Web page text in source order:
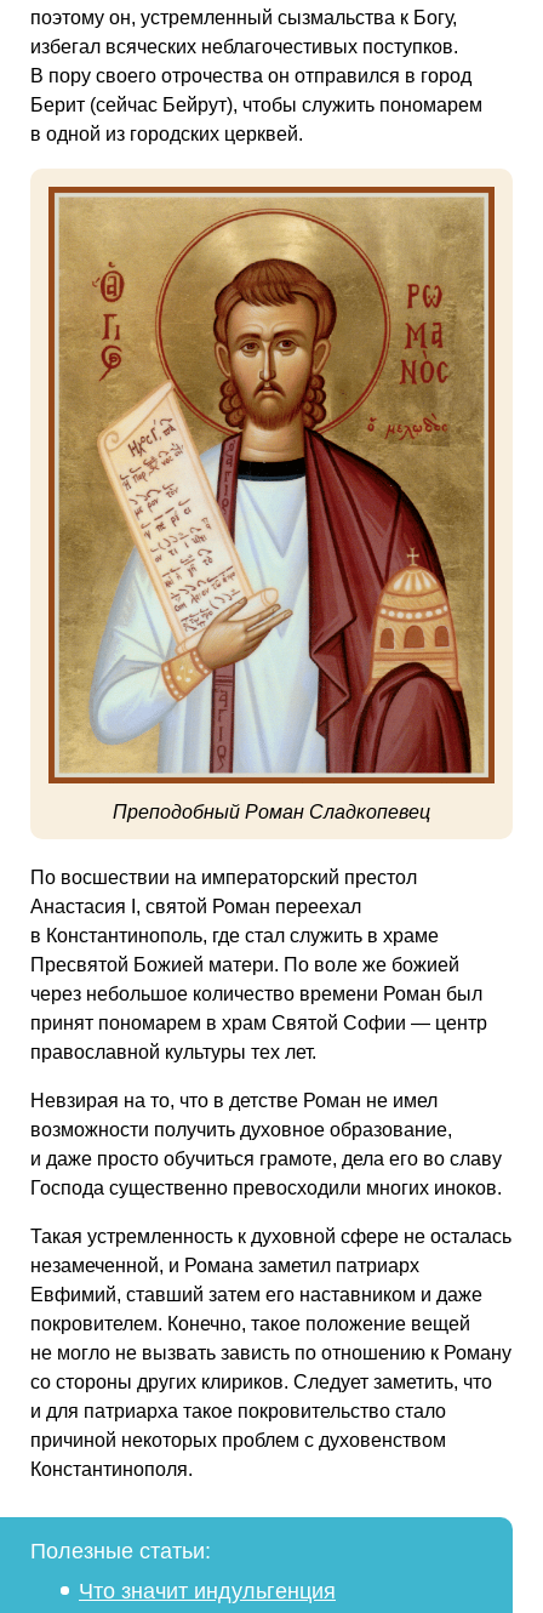
поэтому он, устремленный сызмальства к Богу,
избегал всяческих неблагочестивых поступков.
В пору своего отрочества он отправился в город
Берит (сейчас Бейрут), чтобы служить пономарем
в одной из городских церквей.
Преподобный Роман Сладкопевец
По восшествии на императорский престол
Анастасия I, святой Роман переехал
в Константинополь, где стал служить в храме
Пресвятой Божией матери. По воле же божией
через небольшое количество времени Роман был
принят пономарем в храм Святой Софии — центр
православной культуры тех лет.
Невзирая на то, что в детстве Роман не имел
возможности получить духовное образование,
и даже просто обучиться грамоте, дела его во славу
Господа существенно превосходили многих иноков.
Такая устремленность к духовной сфере не осталась
незамеченной, и Романа заметил патриарх
Евфимий, ставший затем его наставником и даже
покровителем. Конечно, такое положение вещей
не могло не вызвать зависть по отношению к Роману
со стороны других клириков. Следует заметить, что
и для патриарха такое покровительство стало
причиной некоторых проблем с духовенством
Константинополя.
Полезные статьи:
Что значит индульгенция